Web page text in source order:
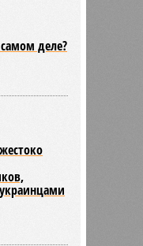
деле?